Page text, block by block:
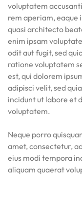
voluptatem
rem aperiam, eaque
quasi architecto
enim ipsam
odit aut fugit, sed
ratione voluptatem
est, qui dolorem
adipisci velit, sed
incidunt ut labore et
voluptatem.
Neque porro
amet, consectetur,
eius modi tempora
aliquam quaerat